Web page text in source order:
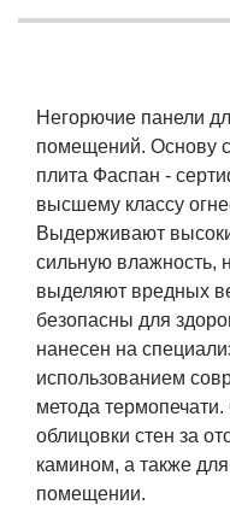
Негорючие панели
помещений. Основу
плита Фаспан -
высшему классу
Выдерживают
сильную влажность,
выделяют вредных
безопасны для
нанесен на
использованием
метода
облицовки стен за
камином, а также
помещении.